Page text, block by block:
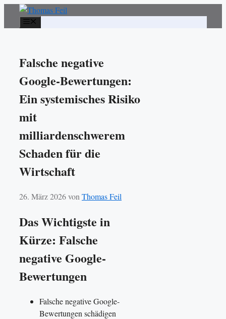
Falsche negative
Google-Bewertungen:
Ein systemisches Risiko
mit
milliardenschwerem
Schaden für die
Wirtschaft
26. März 2026von Thomas Feil
Das Wichtigste in
Kürze: Falsche
negative Google-
Bewertungen
Falsche negative Google-
Bewertungen schädigen